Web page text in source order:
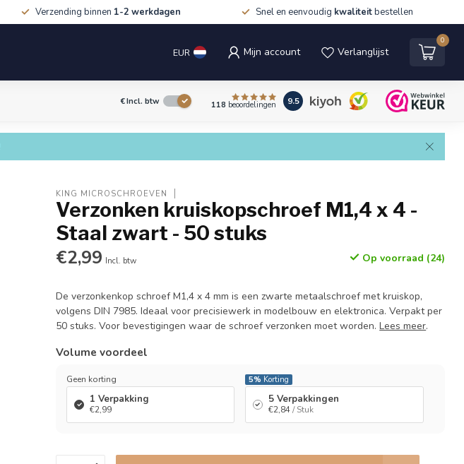
Verzending binnen 1-2 werkdagen Snel en eenvoudig kwaliteitbestellen
EUR Mijn account Verlanglijst
0
€Incl. btw 118 beoordelingen 9.5
KING MICROSCHROEVEN
Verzonken kruiskopschroef M1,4 x 4 -
Staal zwart - 50 stuks
€2,99 Incl. btw Op voorraad (24)
De verzonkenkop schroef M1,4 x 4 mm is een zwarte metaalschroef met kruiskop,
volgens DIN 7985. Ideaal voor precisiewerk in modelbouw en elektronica. Verpakt per
50 stuks. Voor bevestigingen waar de schroef verzonken moet worden.Lees meer.
Volume voordeel
Geen korting
1 Verpakking
€2,99
5% Korting
5 Verpakkingen
€2,84 / Stuk